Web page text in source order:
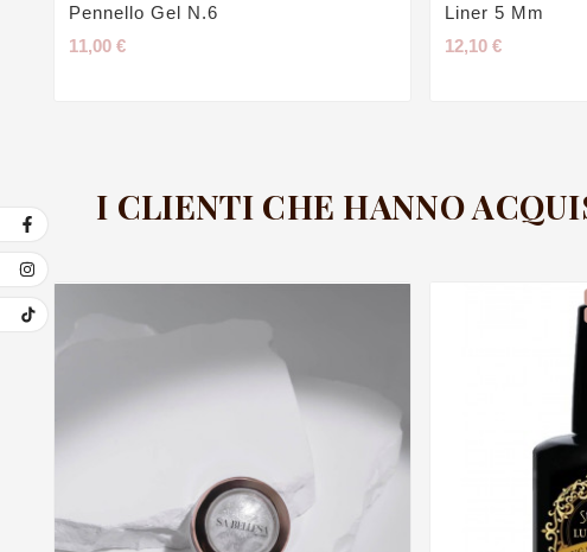
Pennello Gel N.6
11,00 €
Liner 5 Mm
12,10 €
I CLIENTI CHE HANNO